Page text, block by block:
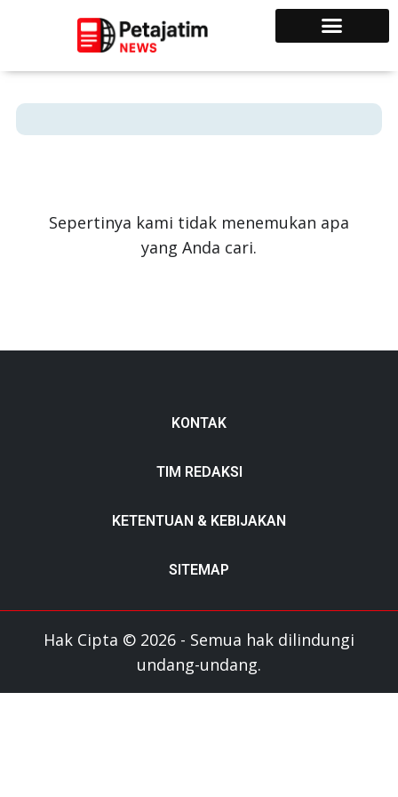
Sepertinya kami tidak menemukan apa
yang Anda cari.
KONTAK
TIM REDAKSI
KETENTUAN & KEBIJAKAN
SITEMAP
Hak Cipta © 2026 - Semua hak dilindungi
undang-undang.